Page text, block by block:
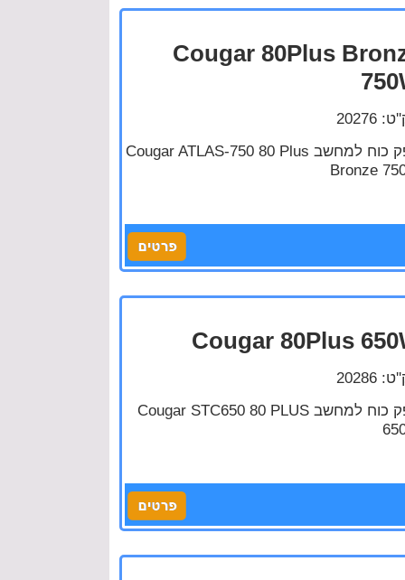
Cougar 80Plus
ספק כוח למחשב Cougar ATLAS-750 80 Plus
Bronze
Cougar 80Plus
ספק כוח למחשב Cougar STC650 80 PLUS